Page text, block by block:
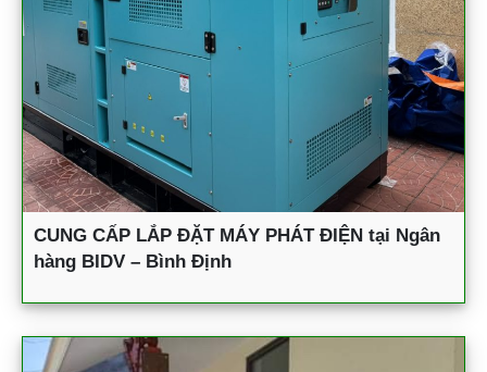
CUNG CẤP LẮP ĐẶT MÁY PHÁT ĐIỆN tại Ngân
hàng BIDV – Bình Định